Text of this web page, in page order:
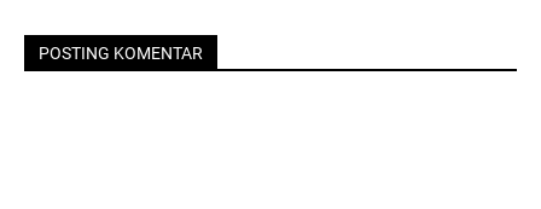
POSTING KOMENTAR